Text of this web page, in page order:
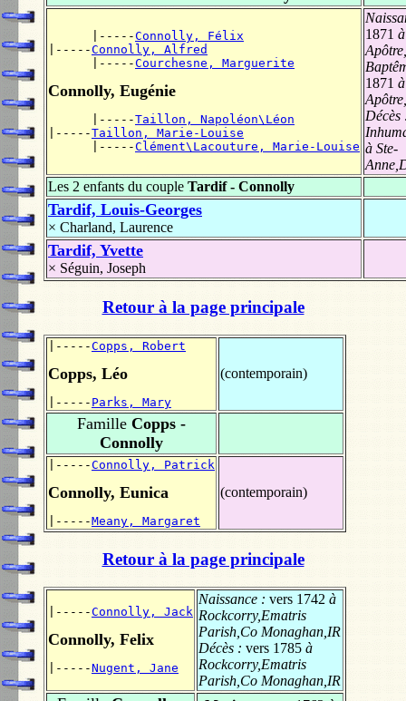
      |-----
Connolly, Félix
|-----Connolly, Alfred
      |-----
Courchesne, Marguerite
Connolly, Eugénie
      |-----
Taillon, Napoléon\Léon
|-----Taillon, Marie-Louise
      |-----
Clément\Lacouture, Marie-Louise
1871
1871
à Ste-
Les 2 enfants du couple Tardif - Connolly
Tardif, Louis-Georges
× Charland, Laurence
Tardif, Yvette
× Séguin, Joseph
Retour à la page principale
|-----Copps, Robert
Copps, Léo
|----- Parks, Mary
(contemporain)
Famille Copps -
Connolly
|-----Connolly, Patrick
Connolly, Eunica
|-----Meany, Margaret
(contemporain)
Retour à la page principale
|-----Connolly, Jack
Connolly, Felix
|-----Nugent, Jane
Naissance : vers 1742 à
Rockcorry,Ematris
Parish,Co Monaghan,IR
Décès : vers 1785 à
Rockcorry,Ematris
Parish,Co Monaghan,IR